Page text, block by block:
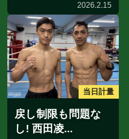
2026.2.15
当日計量
戻し制限も問題な
し! 西田凌...